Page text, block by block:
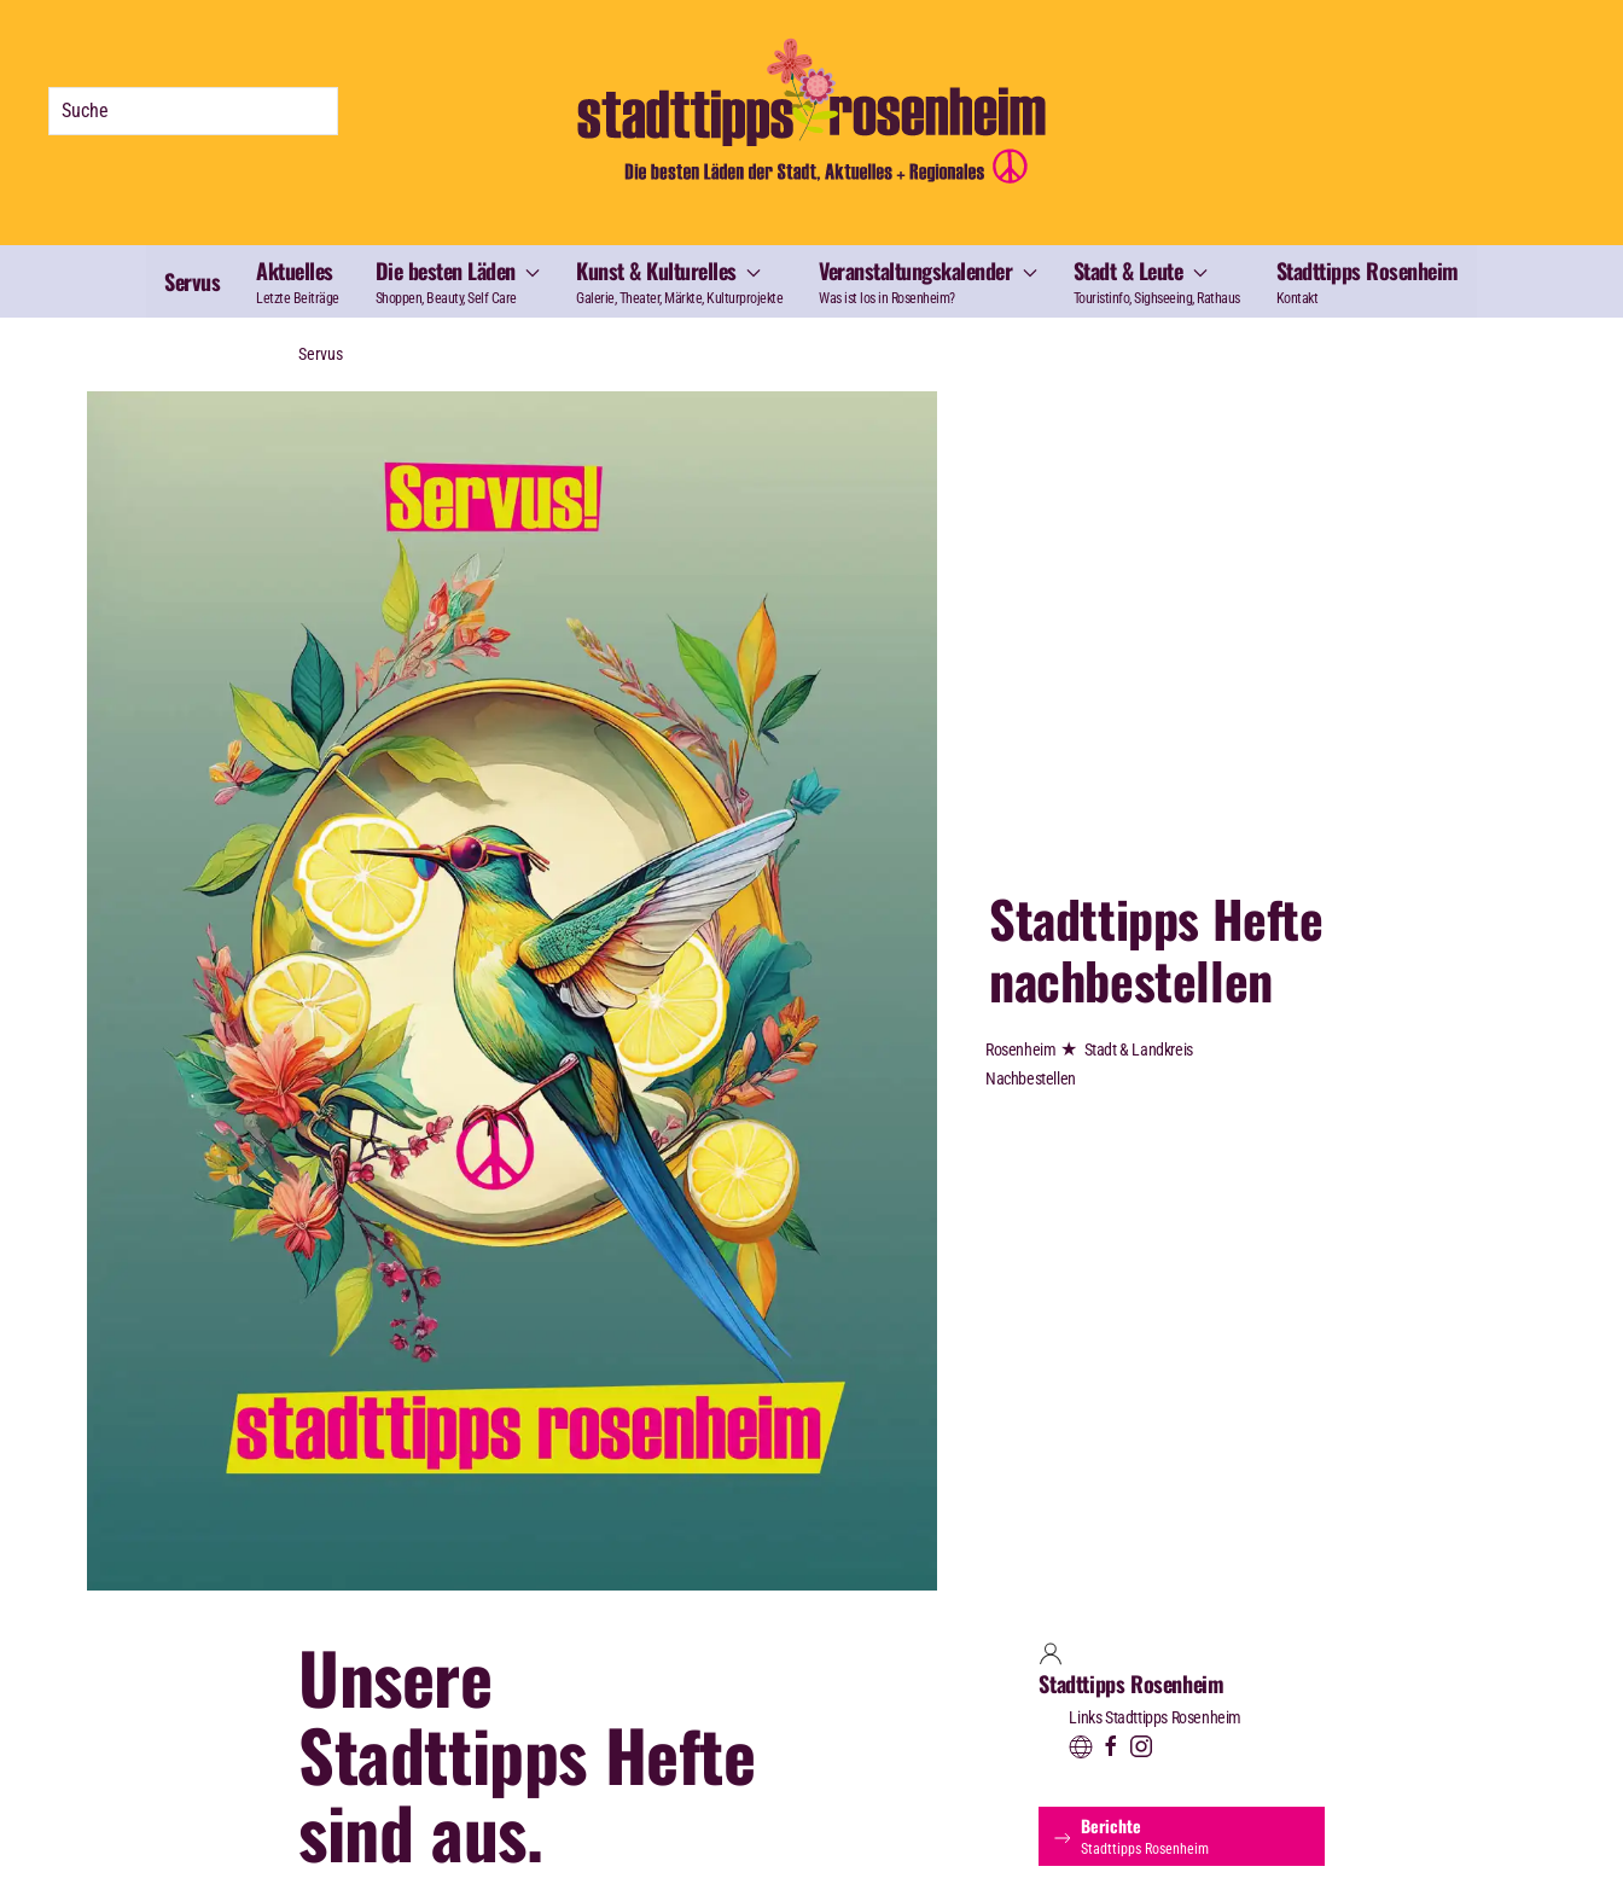
Servus Aktuelles
Letzte Beiträge
Die besten Läden
Shoppen, Beauty, Self Care
Kunst & Kulturelles
Galerie, Theater, Märkte, Kulturprojekte
Veranstaltungskalender
Was ist los in Rosenheim?
Stadt & Leute
Touristinfo, Sighseeing, Rathaus
Stadttipps Rosenheim
Kontakt
Servus
Stadttipps Hefte
nachbestellen
Rosenheim ★ Stadt & Landkreis
Nachbestellen
Unsere
Stadttipps Hefte
sind aus.
Stadttipps Rosenheim
Links Stadttipps Rosenheim
Berichte
Stadttipps Rosenheim